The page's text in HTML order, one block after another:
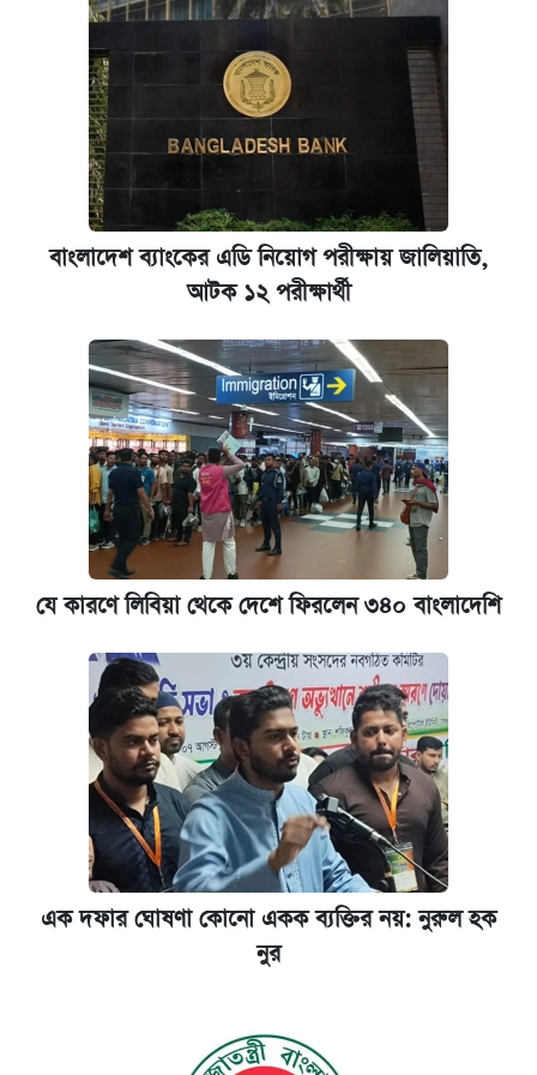
বাংলাদেশ ব্যাংকের এডি নিয়োগ পরীক্ষায় জালিয়াতি,
আটক ১২ পরীক্ষার্থী
যে কারণে লিবিয়া থেকে দেশে ফিরলেন ৩৪০ বাংলাদেশি
এক দফার ঘোষণা কোনো একক ব্যক্তির নয়: নুরুল হক
নুর